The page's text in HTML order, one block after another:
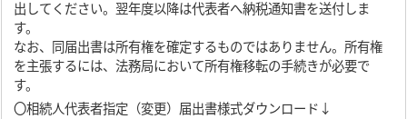
出してください。翌年度以降は代表者へ納税通知書を送付しま
す。
なお、同届出書は所有権を確定するものではありません。所有権
を主張するには、法務局において所有権移転の手続きが必要で
す。
〇相続人代表者指定（変更）届出書様式ダウンロード↓